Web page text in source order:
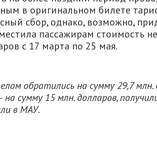
в оригинальном билете
сбор, однако, возможно,
пассажирам стоимость
с 17 марта по 25 мая.
обратились на сумму 29,7
сумму 15 млн. долларов,
в МАУ.